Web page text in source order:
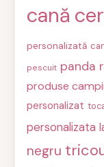
cană
personalizată
pescuit panda
produse
personalizat
personalizata
negru